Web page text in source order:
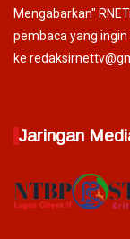
Mengabarkan"
pembaca yang
ke
Jaringan